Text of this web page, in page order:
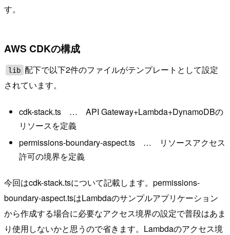
す。
AWS CDKの構成
lib 配下で以下2件のファイルがテンプレートとして設定
されています。
cdk-stack.ts … API Gateway+Lambda+DynamoDBの
リソースを定義
permissions-boundary-aspect.ts … リソースアクセス
許可の境界を定義
今回はcdk-stack.tsについて記載します。permissions-
boundary-aspect.tsはLambdaのサンプルアプリケーション
から作成する場合に必要なアクセス境界の設定で普段はあま
り使用しないかと思うので省きます。Lambdaのアクセス境